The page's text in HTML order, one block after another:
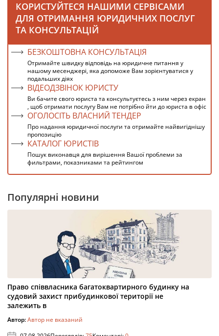
КОРИСТУЙТЕСЯ НАШИМИ СЕРВІСАМИ
ДЛЯ ОТРИМАННЯ ЮРИДИЧНИХ ПОСЛУГ
ТА КОНСУЛЬТАЦІЙ
БЕЗКОШТОВНА КОНСУЛЬТАЦІЯ
Отримайте швидку відповідь на юридичне питання у
нашому месенджері, яка допоможе Вам зорієнтуватися у
подальших діях
ВІДЕОДЗВІНОК ЮРИСТУ
Ви бачите свого юриста та консультуєтесь з ним через екран
, щоб отримати послугу Вам не потрібно йти до юриста в офіс
ОГОЛОСІТЬ ВЛАСНИЙ ТЕНДЕР
Про надання юридичної послуги та отримайте найвигіднішу
пропозицію
КАТАЛОГ ЮРИСТІВ
Пошук виконавця для вирішення Вашої проблеми за
фильтрами, показниками та рейтингом
Популярні новини
Право співвласника багатоквартирного будинку на
судовий захист прибудинкової території не
залежить в
Автор:Автор не вказаний